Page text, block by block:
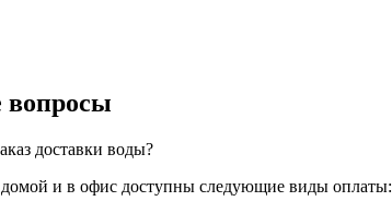
вопросы
доставки воды?
и в офис доступны следующие виды оплаты: